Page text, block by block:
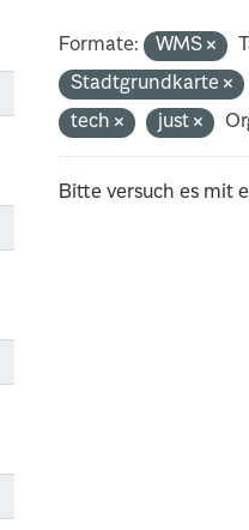
Formate: WMS
Stadtgrundkarte
tech
just
Bitte versuch es mit